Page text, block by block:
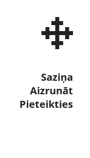
Saziņa
Aizrunāt
Pieteikties